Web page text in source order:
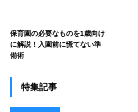
保育園の必要なものを1歳向け
に解説！入園前に慌てない準
備術
特集記事